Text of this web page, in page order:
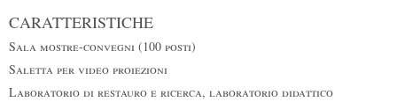
CARATTERISTICHE
Sala mostre-convegni (100 posti)
Saletta per video proiezioni
Laboratorio di restauro e ricerca, laboratorio didattico